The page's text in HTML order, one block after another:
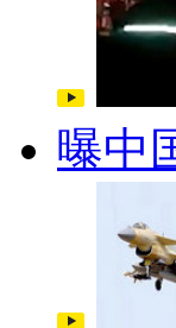
曝中